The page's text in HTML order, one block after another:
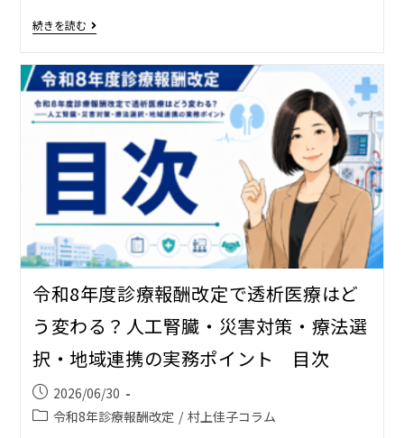
続きを読む
令和8年度診療報酬改定で透析医療はど
う変わる？――人工腎臓・災害対策・療法選
択・地域連携の実務ポイント 目次
2026/06/30
令和8年診療報酬改定 / 村上佳子コラム